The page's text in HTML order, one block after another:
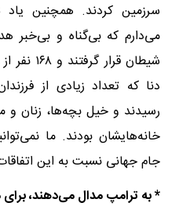
سرزمین کردند. همچنین
می‌دارم که بی‌گناه و بی‌خبر
شیطان
دنا که تعداد زیادی از
رسیدند و خیل بچه‌ها، زنان و
خانه‌هایشان بودند. ما
جام جهانی نسبت به این
* به ترامپ مدال می‌دهند،